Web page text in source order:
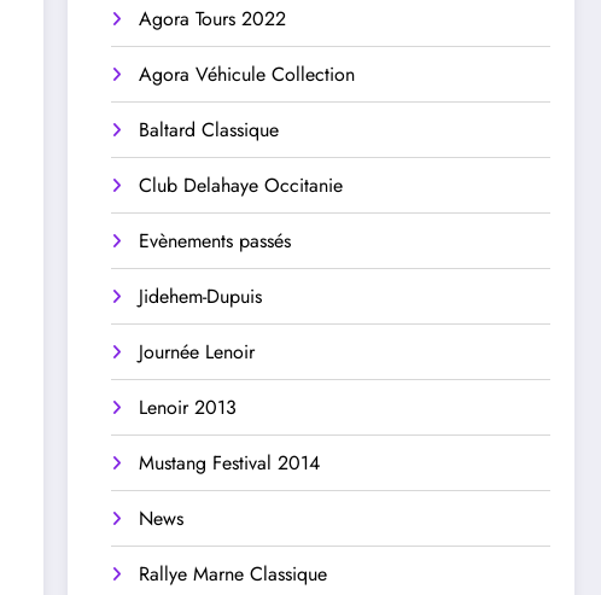
Agora Tours 2022
Agora Véhicule Collection
Baltard Classique
Club Delahaye Occitanie
Evènements passés
Jidehem-Dupuis
Journée Lenoir
Lenoir 2013
Mustang Festival 2014
News
Rallye Marne Classique